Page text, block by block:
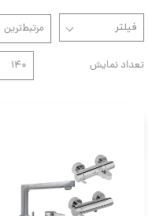
مرتبط‌ترین
تعداد نمایش ۱۴۰